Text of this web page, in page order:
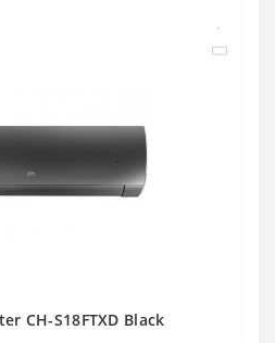
CH-S18FTXD Black